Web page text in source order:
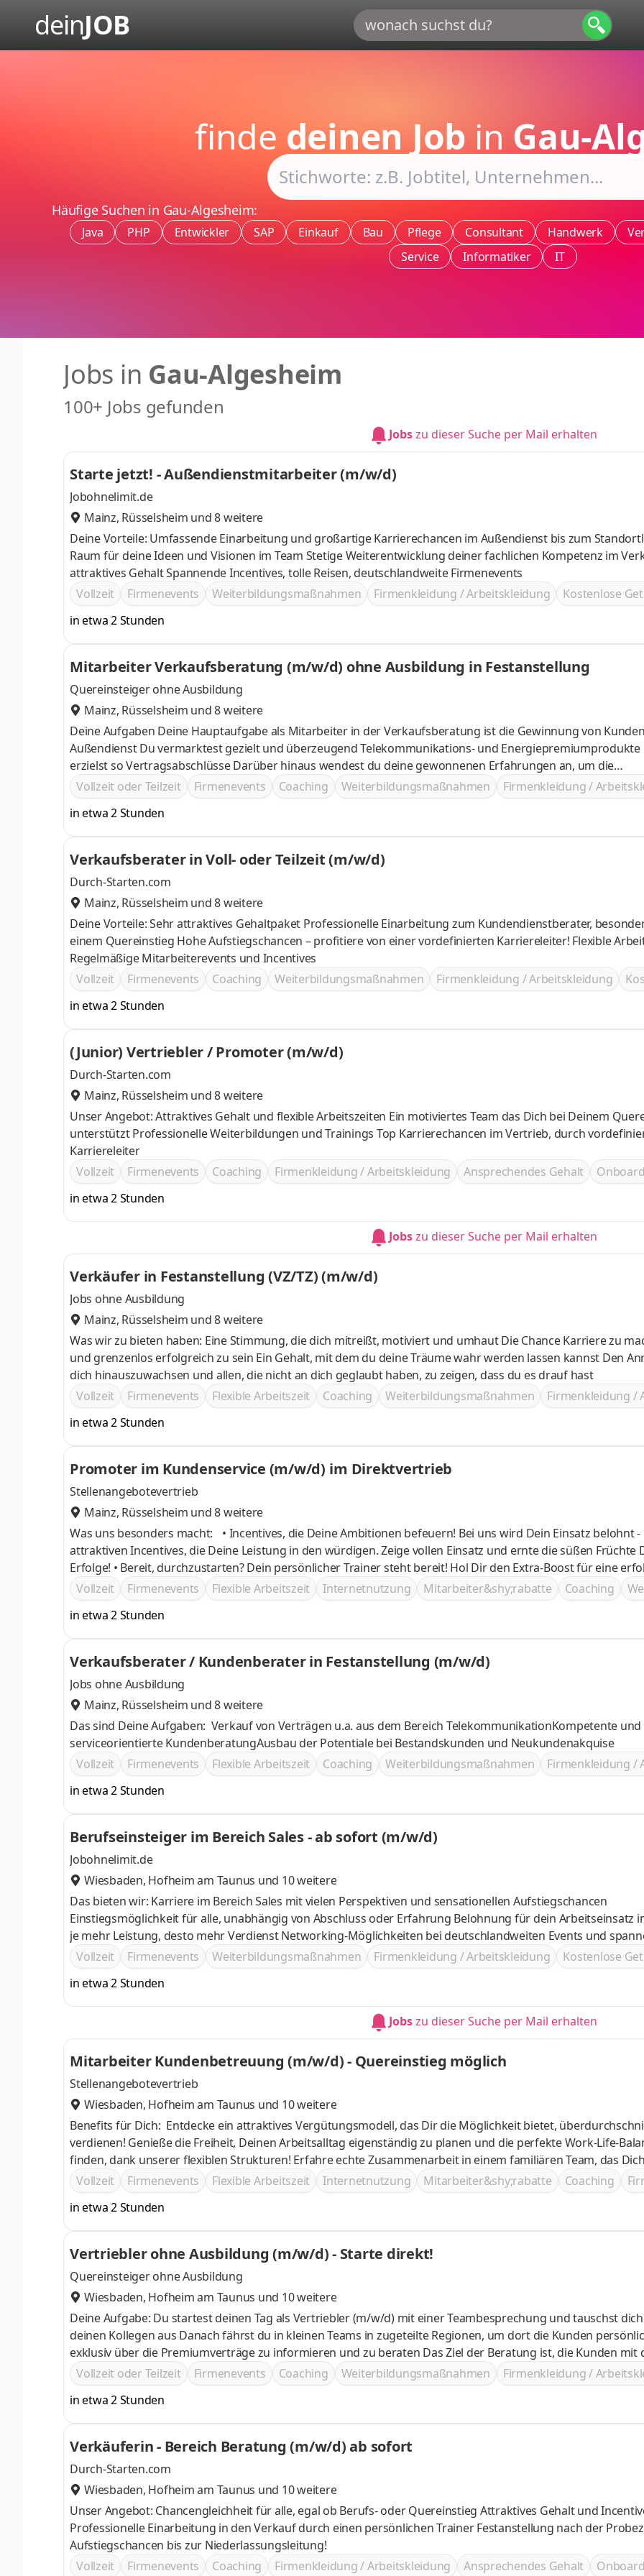
deinJOB
finde deinen Job in Gau-
Häufige Suchen in Gau-Algesheim:
Java PHP Entwickler SAP Einkauf Bau Pflege Consultant Handwerk
Service
Informatiker IT
Jobs in Gau-Algesheim
100+ Jobs gefunden
Jobszu dieser Suche per Mail erhalten
Starte jetzt! - Außendienstmitarbeiter (m/w/d)
Jobohnelimit.de
Mainz, Rüsselsheim und 8 weitere
Deine Vorteile: Umfassende Einarbeitung und großartige Karrierechancen im Außendienst bis zum
Raum für deine Ideen und Visionen im Team Stetige Weiterentwicklung deiner fachlichen Kompetenz im Verkauf und
attraktives Gehalt Spannende Incentives, tolle Reisen, deutschlandweite Firmenevents
Vollzeit
Firmenevents Weiterbildungsmaßnahmen Firmenkleidung / Arbeitskleidung Kostenlose
in etwa 2 Stunden
Mitarbeiter Verkaufsberatung (m/w/d) ohne Ausbildung in Festanstellung
Quereinsteiger ohne Ausbildung
Mainz, Rüsselsheim und 8 weitere
Deine Aufgaben Deine Hauptaufgabe als Mitarbeiter in der Verkaufsberatung ist die Gewinnung von
Außendienst Du vermarktest gezielt und überzeugend Telekommunikations- und Energiepremiumprodukte und
erzielst so Vertragsabschlüsse Darüber hinaus wendest du deine gewonnenen Erfahrungen an, um die
Vertriebsprozesse im Team immer weiterzuentwickeln
Vollzeit oder Teilzeit Firmenevents Coaching Weiterbildungsmaßnahmen Firmenkleidung /
in etwa 2 Stunden
Verkaufsberater in Voll- oder Teilzeit (m/w/d)
Durch-Starten.com
Mainz, Rüsselsheim und 8 weitere
Deine Vorteile: Sehr attraktives Gehaltpaket Professionelle Einarbeitung zum Kundendienstberater, besonders bei
einem Quereinstieg Hohe Aufstiegschancen – profitiere von einer vordefinierten Karriereleiter! Flexible Arbeitszeiten
Regelmäßige Mitarbeiterevents und Incentives
Vollzeit
Firmenevents Coaching Weiterbildungsmaßnahmen Firmenkleidung / Arbeitskleidung
in etwa 2 Stunden
(Junior) Vertriebler / Promoter (m/w/d)
Durch-Starten.com
Mainz, Rüsselsheim und 8 weitere
Unser Angebot: Attraktives Gehalt und flexible Arbeitszeiten Ein motiviertes Team das Dich bei Deinem Quereinstieg
unterstützt Professionelle Weiterbildungen und Trainings Top Karrierechancen im Vertrieb, durch vordefinierte
Karriereleiter
Vollzeit
Firmenevents Coaching Firmenkleidung / Arbeitskleidung Ansprechendes Gehalt
in etwa 2 Stunden
Jobszu dieser Suche per Mail erhalten
Verkäufer in Festanstellung (VZ/TZ) (m/w/d)
Jobs ohne Ausbildung
Mainz, Rüsselsheim und 8 weitere
Was wir zu bieten haben: Eine Stimmung, die dich mitreißt, motiviert und umhaut Die Chance Karriere zu machen
und grenzenlos erfolgreich zu sein Ein Gehalt, mit dem du deine Träume wahr werden lassen kannst Den Anreiz über
dich hinauszuwachsen und allen, die nicht an dich geglaubt haben, zu zeigen, dass du es drauf hast
Vollzeit
Firmenevents Flexible Arbeitszeit Coaching Weiterbildungsmaßnahmen Firmenkleidung /
in etwa 2 Stunden
Promoter im Kundenservice (m/w/d) im Direktvertrieb
Stellenangebotevertrieb
Mainz, Rüsselsheim und 8 weitere
Was uns besonders macht: • Incentives, die Deine Ambitionen befeuern! Bei uns wird Dein Einsatz belohnt - mit
attraktiven Incentives, die Deine Leistung in den würdigen. Zeige vollen Einsatz und ernte die süßen Früchte
Erfolge! • Bereit, durchzustarten? Dein persönlicher Trainer steht bereit! Hol Dir den Extra-Boost für eine erfolgreiche
Kundenberatung! Mit unserem persönlichen Trainer an Deiner Seite bist Du bestens vorbereitet, um
und zu glänzen.
Vollzeit Firmenevents Flexible Arbeitszeit Internetnutzung Mitarbeiter&shy;rabatte Coaching
in etwa 2 Stunden
Verkaufsberater / Kundenberater in Festanstellung (m/w/d)
Jobs ohne Ausbildung
Mainz, Rüsselsheim und 8 weitere
Das sind Deine Aufgaben: Verkauf von Verträgen u.a. aus dem Bereich TelekommunikationKompetente und
serviceorientierte KundenberatungAusbau der Potentiale bei Bestandskunden und Neukundenakquise
Vollzeit
Firmenevents Flexible Arbeitszeit Coaching Weiterbildungsmaßnahmen Firmenkleidung /
in etwa 2 Stunden
Berufseinsteiger im Bereich Sales - ab sofort (m/w/d)
Jobohnelimit.de
Wiesbaden, Hofheim am Taunus und 10 weitere
Das bieten wir: Karriere im Bereich Sales mit vielen Perspektiven und sensationellen Aufstiegschancen
Einstiegsmöglichkeit für alle, unabhängig von Abschluss oder Erfahrung Belohnung für dein Arbeitseinsatz im Sales:
je mehr Leistung, desto mehr Verdienst Networking-Möglichkeiten bei deutschlandweiten Events und spannenden
Incentive-Reisen Möglichkeit zur Vertiefung des Wissens durch E-Learning-Kurse, Schulungen und
Vollzeit Firmenevents Weiterbildungsmaßnahmen Firmenkleidung / Arbeitskleidung Kostenlose
in etwa 2 Stunden
Jobszu dieser Suche per Mail erhalten
Mitarbeiter Kundenbetreuung (m/w/d) - Quereinstieg möglich
Stellenangebotevertrieb
Wiesbaden, Hofheim am Taunus und 10 weitere
Benefits für Dich: Entdecke ein attraktives Vergütungsmodell, das Dir die Möglichkeit bietet, überdurchschnittlich zu
verdienen! Genieße die Freiheit, Deinen Arbeitsalltag eigenständig zu planen und die perfekte Work-Life-Balance zu
finden, dank unserer flexiblen Strukturen! Erfahre echte Zusammenarbeit in einem familiären Team, das Dich täglich
unterstützt und dafür sorgt, dass die Arbeit immer Spaß macht! Erweitere Dein Wissen und Deine Fähigkeiten durch
unsere hochwertigen Produktschulungen!
Vollzeit Firmenevents Flexible Arbeitszeit Internetnutzung Mitarbeiter&shy;rabatte Coaching
in etwa 2 Stunden
Vertriebler ohne Ausbildung (m/w/d) - Starte direkt!
Quereinsteiger ohne Ausbildung
Wiesbaden, Hofheim am Taunus und 10 weitere
Deine Aufgabe: Du startest deinen Tag als Vertriebler (m/w/d) mit einer Teambesprechung und tauschst
deinen Kollegen aus Danach fährst du in kleinen Teams in zugeteilte Regionen, um dort die Kunden persönlich und
exklusiv über die Premiumverträge zu informieren und zu beraten Das Ziel der Beratung ist, die Kunden mit deinem
Know How zu überzeugen und ihnen den bestmöglichen Vertrag anzubieten oder auch bestehende
optimieren
Vollzeit oder Teilzeit Firmenevents Coaching Weiterbildungsmaßnahmen Firmenkleidung /
in etwa 2 Stunden
Verkäuferin - Bereich Beratung (m/w/d) ab sofort
Durch-Starten.com
Wiesbaden, Hofheim am Taunus und 10 weitere
Unser Angebot: Chancengleichheit für alle, egal ob Berufs- oder Quereinstieg Attraktives Gehalt und Incentives
Professionelle Einarbeitung in den Verkauf durch einen persönlichen Trainer Festanstellung nach der Probezeit Hohe
Aufstiegschancen bis zur Niederlassungsleitung!
Vollzeit
Firmenevents Coaching Firmenkleidung / Arbeitskleidung Ansprechendes Gehalt